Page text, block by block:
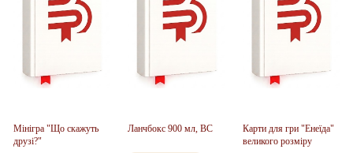
Мінігра "Що скажуть
друзі?"
Ланчбокс 900 мл, BC
Карти для гри "Енеїда"
великого розміру